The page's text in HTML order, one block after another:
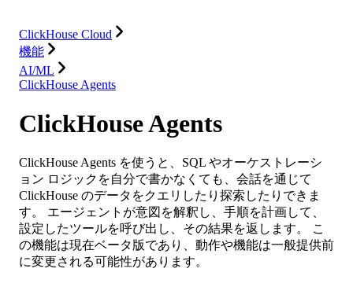
ClickHouse Cloud
機能
AI/ML
ClickHouse Agents
ClickHouse Agents
ClickHouse Agents を使うと、SQL やオーケストレーシ
ョン ロジックを自分で書かなくても、会話を通じて
ClickHouse のデータをクエリしたり探索したりできま
す。 エージェントが意図を解釈し、手順を計画して、
設定したツールを呼び出し、その結果を返します。 こ
の機能は現在ベータ版であり、動作や機能は一般提供前
に変更される可能性があります。